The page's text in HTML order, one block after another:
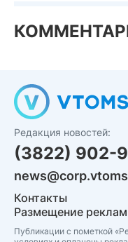
Редакция новостей:
(3822) 902-
Контакты
Размещение
Публикации с пометкой